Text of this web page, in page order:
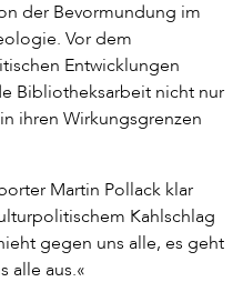
der Bevormundung im
Vor dem
Entwicklungen
Bibliotheksarbeit nicht nur
ihren Wirkungsgrenzen
Martin Pollack klar
Kahlschlag
gegen uns alle, es geht
alle aus.«